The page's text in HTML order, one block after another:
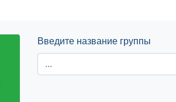
Введите название группы